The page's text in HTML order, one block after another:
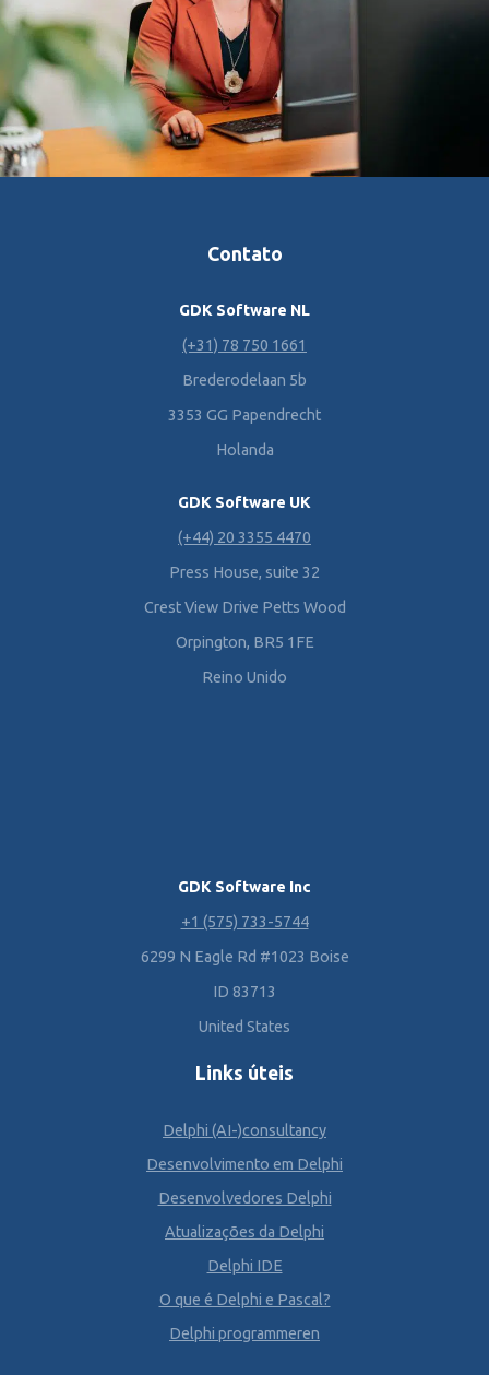
Contato
GDK Software NL
(+31) 78 750 1661
Brederodelaan 5b
3353 GG Papendrecht
Holanda
GDK Software UK
(+44) 20 3355 4470
Press House, suite 32
Crest View Drive Petts Wood
Orpington, BR5 1FE
Reino Unido
GDK Software Inc
+1 (575) 733-5744
6299 N Eagle Rd #1023 Boise
ID 83713
United States
Links úteis
Delphi (AI-)consultancy
Desenvolvimento em Delphi
Desenvolvedores Delphi
Atualizações da Delphi
Delphi IDE
O que é Delphi e Pascal?
Delphi programmeren